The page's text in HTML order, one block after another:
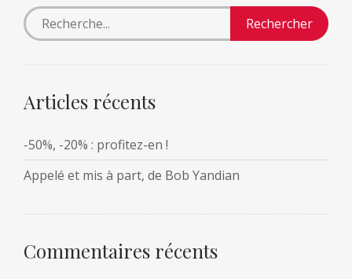
Articles récents
-50%, -20% : profitez-en !
Appelé et mis à part, de Bob Yandian
Commentaires récents